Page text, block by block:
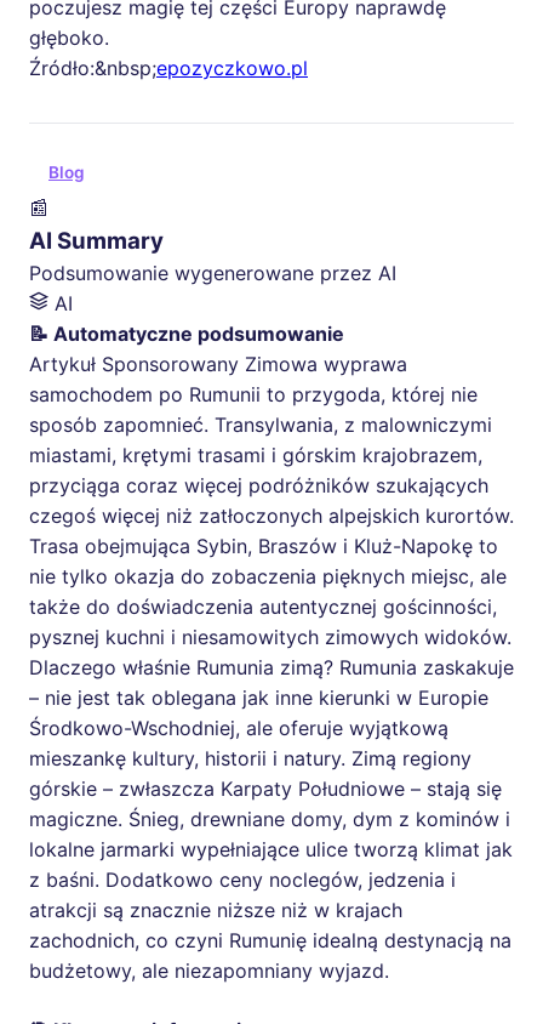
poczujesz magię tej części Europy naprawdę
głęboko.
Źródło:&nbsp;epozyczkowo.pl
Blog
📰
AI Summary
Podsumowanie wygenerowane przez AI
AI
📝 Automatyczne podsumowanie
Artykuł Sponsorowany Zimowa wyprawa
samochodem po Rumunii to przygoda, której nie
sposób zapomnieć. Transylwania, z malowniczymi
miastami, krętymi trasami i górskim krajobrazem,
przyciąga coraz więcej podróżników szukających
czegoś więcej niż zatłoczonych alpejskich kurortów.
Trasa obejmująca Sybin, Braszów i Kluż-Napokę to
nie tylko okazja do zobaczenia pięknych miejsc, ale
także do doświadczenia autentycznej gościnności,
pysznej kuchni i niesamowitych zimowych widoków.
Dlaczego właśnie Rumunia zimą? Rumunia zaskakuje
– nie jest tak oblegana jak inne kierunki w Europie
Środkowo-Wschodniej, ale oferuje wyjątkową
mieszankę kultury, historii i natury. Zimą regiony
górskie – zwłaszcza Karpaty Południowe – stają się
magiczne. Śnieg, drewniane domy, dym z kominów i
lokalne jarmarki wypełniające ulice tworzą klimat jak
z baśni. Dodatkowo ceny noclegów, jedzenia i
atrakcji są znacznie niższe niż w krajach
zachodnich, co czyni Rumunię idealną destynacją na
budżetowy, ale niezapomniany wyjazd.